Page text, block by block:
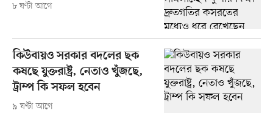
৮ ঘণ্টা আগে
কিউবায়ও সরকার বদলের ছক
কষছে যুক্তরাষ্ট্র, নেতাও খুঁজছে,
ট্রাম্প কি সফল হবেন
৯ ঘণ্টা আগে